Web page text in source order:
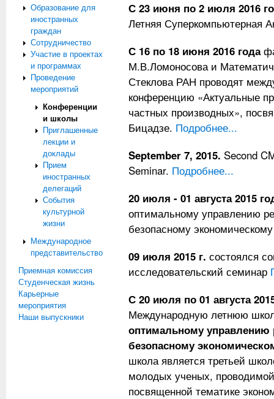
Образование для
иностранных
граждан
Сотрудничество
Участие в проектах
и программах
Проведение
мероприятий
Конференции
и школы
Приглашенные
лекции и
доклады
Прием
иностранных
делегаций
События
культурной
жизни
Международное
представительство
Приемная комиссия
Студенческая жизнь
Карьерные
мероприятия
Наши выпускники
С 23 июня по 2 июля 2016
Летняя Суперкомпьютерная
С 16 по 18 июня 2016 года
М.В.Ломоносова и
Стеклова РАН проводят
конференцию «Актуальные
частных производных»,
Бицадзе. Подробнее...
September 7, 2015. Second
Seminar. Подробнее...
20 июля - 01 августа 2015
оптимальному управлению
безопасному
09 июля 2015 г. состоялся
исследовательский семинар
С 20 июля по 01 августа
Международную летнюю
оптимальному управлению
безопасному
школа является третьей
молодых ученых,
посвященной тематике